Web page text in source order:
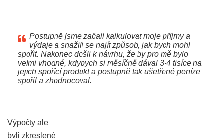
Postupně jsme začali kalkulovat moje příjmy a
výdaje a snažili se najít způsob, jak bych mohl
spořit. Nakonec došli k návrhu, že by pro mě bylo
velmi vhodné, kdybych si měsíčně dával 3-4 tisíce na
jejich spořící produkt a postupně tak ušetřené peníze
spořil a zhodnocoval.
Výpočty ale
byli zkreslené